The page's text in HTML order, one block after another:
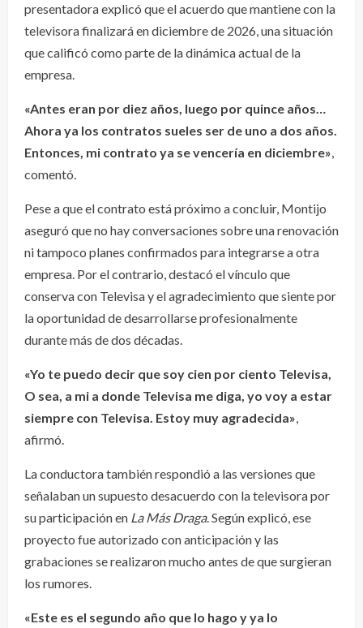
presentadora explicó que el acuerdo que mantiene con la
televisora finalizará en diciembre de 2026, una situación
que calificó como parte de la dinámica actual de la
empresa.
«Antes eran por diez años, luego por quince años…
Ahora ya los contratos sueles ser de uno a dos años.
Entonces, mi contrato ya se vencería en diciembre»,
comentó.
Pese a que el contrato está próximo a concluir, Montijo
aseguró que no hay conversaciones sobre una renovación
ni tampoco planes confirmados para integrarse a otra
empresa. Por el contrario, destacó el vínculo que
conserva con Televisa y el agradecimiento que siente por
la oportunidad de desarrollarse profesionalmente
durante más de dos décadas.
«Yo te puedo decir que soy cien por ciento Televisa,
O sea, a mi a donde Televisa me diga, yo voy a estar
siempre con Televisa. Estoy muy agradecida»,
afirmó.
La conductora también respondió a las versiones que
señalaban un supuesto desacuerdo con la televisora por
su participación en La Más Draga. Según explicó, ese
proyecto fue autorizado con anticipación y las
grabaciones se realizaron mucho antes de que surgieran
los rumores.
«Este es el segundo año que lo hago y ya lo